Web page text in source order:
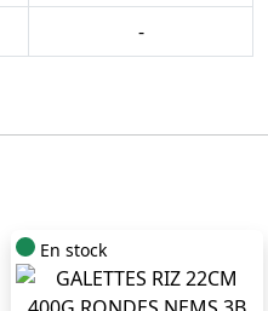
-
En stock